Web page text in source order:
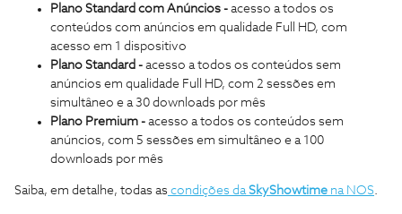
Plano Standard com Anúncios - acesso a todos os
conteúdos com anúncios em qualidade Full HD, com
acesso em 1 dispositivo
Plano Standard - acesso a todos os conteúdos sem
anúncios em qualidade Full HD, com 2 sessões em
simultâneo e a 30 downloads por mês
Plano Premium - acesso a todos os conteúdos sem
anúncios, com 5 sessões em simultâneo e a 100
downloads por mês
Saiba, em detalhe, todas as condições daSkyShowtime na NOS.